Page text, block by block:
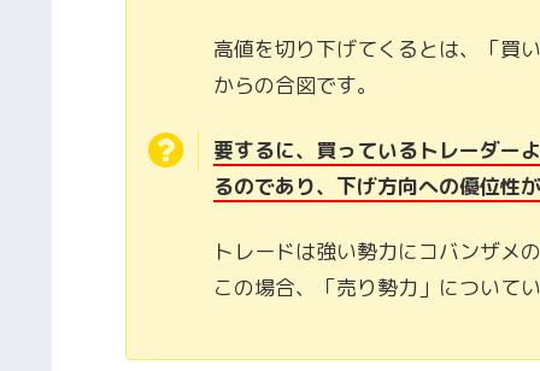
高値を切り下げてくるとは、「買
からの合図です。
要するに、買っているトレーダー
るのであり、下げ方向への優位性
トレードは強い勢力にコバンザメ
この場合、「売り勢力」について